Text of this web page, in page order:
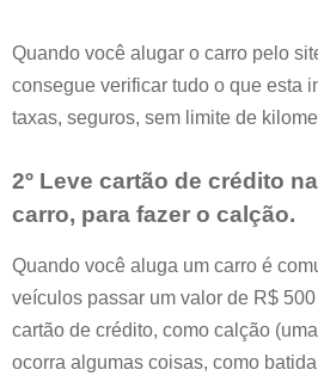
Quando você alugar o carro pelo
consegue verificar tudo o que esta
taxas, seguros, sem limite de
2º Leve cartão de crédito
carro, para fazer o calção.
Quando você aluga um carro é
veículos passar um valor de R$
cartão de crédito, como calção
ocorra algumas coisas, como